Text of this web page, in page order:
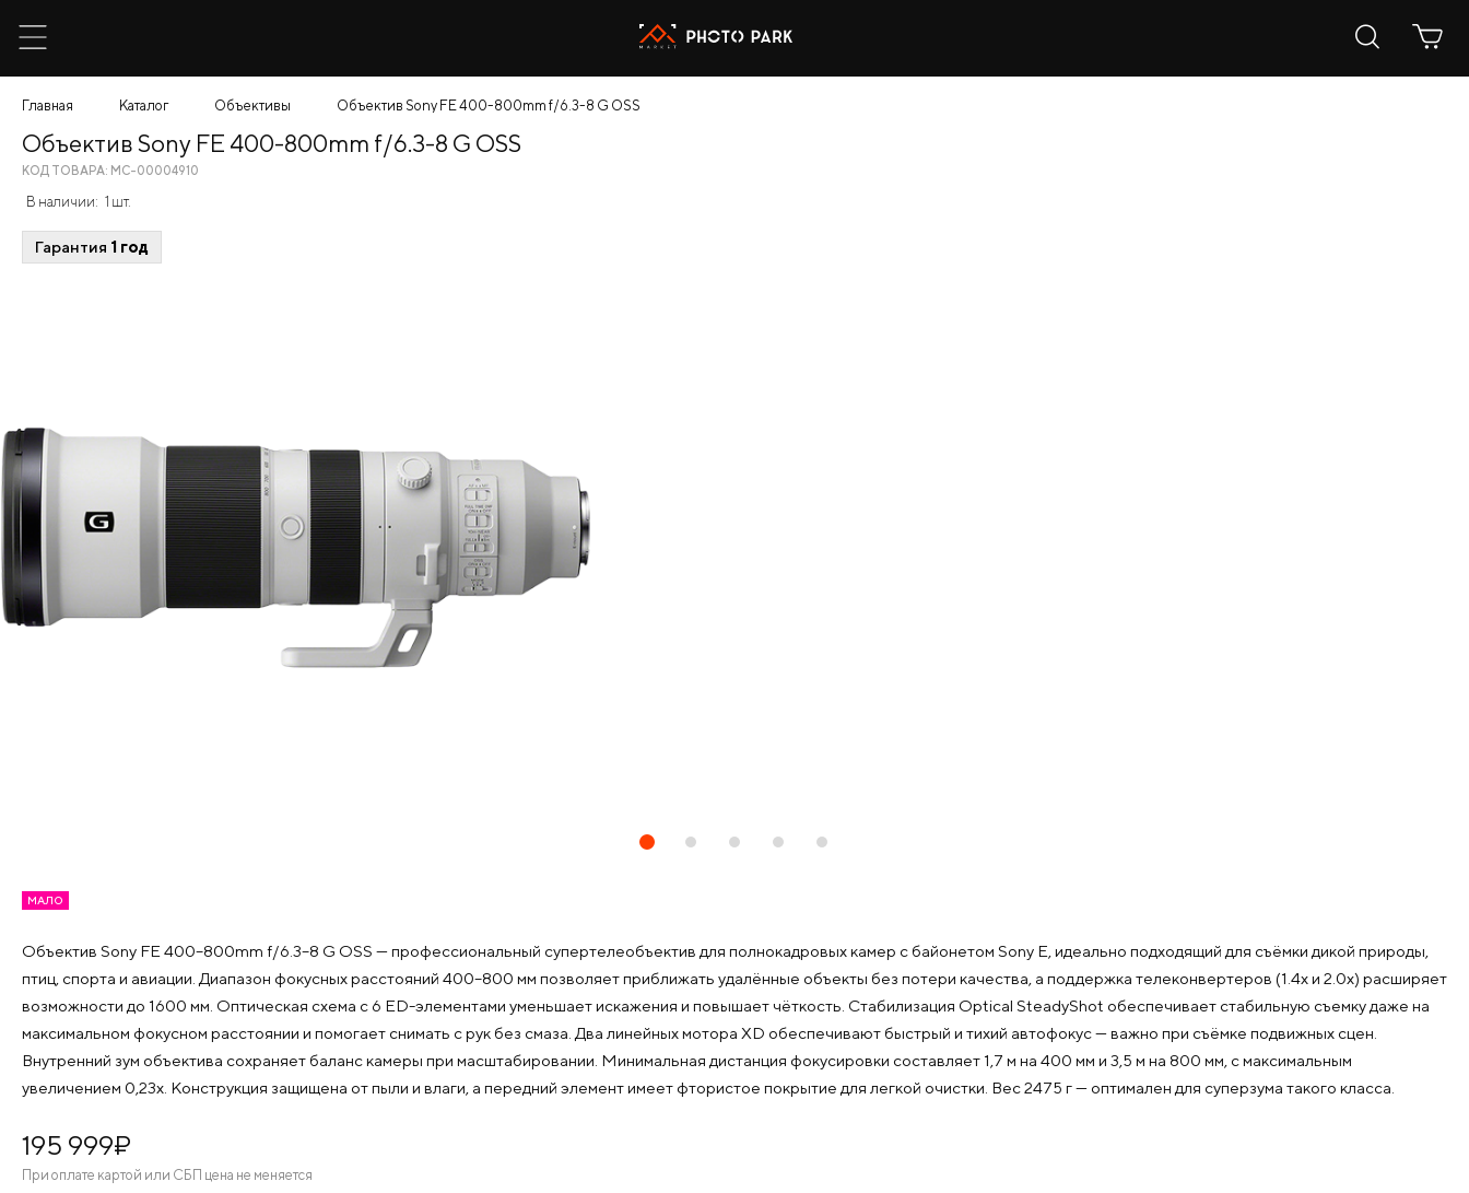
Главная Каталог Объективы Объектив Sony FE 400-800mm f/6.3-8 G OSS
МАЛО
Объектив Sony FE 400–800mm f/6.3–8 G OSS — профессиональный супертелеобъектив для полнокадровых камер с байонетом Sony E, идеально подходящий для съёмки дикой природы,
птиц, спорта и авиации. Диапазон фокусных расстояний 400–800 мм позволяет приближать удалённые объекты без потери качества, а поддержка телеконвертеров (1.4x и 2.0x) расширяет
возможности до 1600 мм. Оптическая схема с 6 ED-элементами уменьшает искажения и повышает чёткость. Стабилизация Optical SteadyShot обеспечивает стабильную съемку даже на
максимальном фокусном расстоянии и помогает снимать с рук без смаза. Два линейных мотора XD обеспечивают быстрый и тихий автофокус — важно при съёмке подвижных сцен.
Внутренний зум объектива сохраняет баланс камеры при масштабировании. Минимальная дистанция фокусировки составляет 1,7 м на 400 мм и 3,5 м на 800 мм, с максимальным
увеличением 0,23x. Конструкция защищена от пыли и влаги, а передний элемент имеет фтористое покрытие для легкой очистки. Вес 2475 г — оптимален для суперзума такого класса.
195 999¤
При оплате картой или СБП цена не меняется
Объектив Sony FE 400-800mm f/6.3-8 G OSS
КОД ТОВАРА: МС-00004910
В наличии: 1 шт.
Гарантия 1 год